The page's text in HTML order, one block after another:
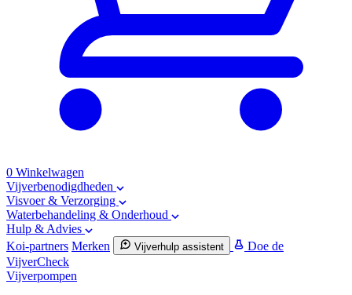
0 Winkelwagen
Vijverbenodigdheden
Visvoer & Verzorging
Waterbehandeling & Onderhoud
Hulp & Advies
Koi-partners Merken Vijverhulp assistent
Doe de
VijverCheck
Vijverpompen